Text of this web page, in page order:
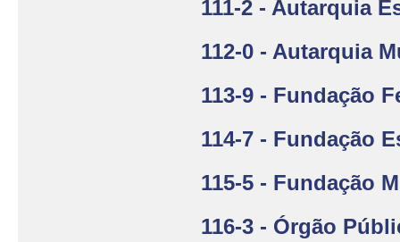
111-2 - Autarquia
112-0 - Autarquia
113-9 - Fundação
114-7 - Fundação
115-5 - Fundação
116-3 - Órgão